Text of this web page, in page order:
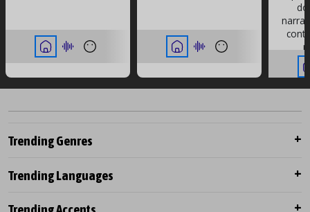
New
Trending Genres
Trending Languages